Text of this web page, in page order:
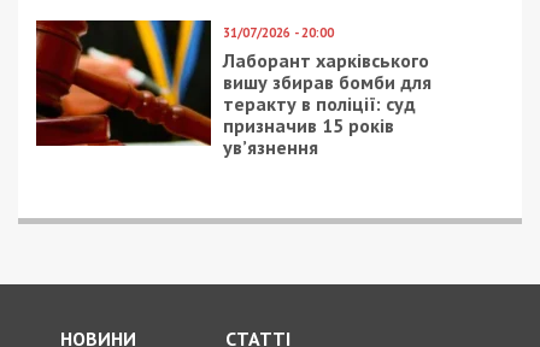
31/07/2026 - 20:00
Лаборант харківського
вишу збирав бомби для
теракту в поліції: суд
призначив 15 років
ув’язнення
НОВИНИ СТАТТІ